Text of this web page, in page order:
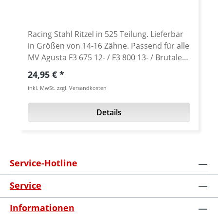
Racing Stahl Ritzel in 525 Teilung. Lieferbar
in Größen von 14-16 Zähne. Passend für alle
MV Agusta F3 675 12- / F3 800 13- / Brutale
675 12- / Brutale 800 13- Standard Teilung
für die 675er Modelle ist 520! Standard
Teilung für die 800er Modelle ist 525! Abb.
ähnlich
Regulärer Preis:
24,95 €
inkl. MwSt. zzgl. Versandkosten
Details
Service-Hotline
Service
Informationen